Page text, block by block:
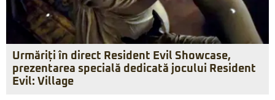
Urmăriți în direct Resident Evil Showcase,
prezentarea specială dedicată jocului Resident
Evil: Village